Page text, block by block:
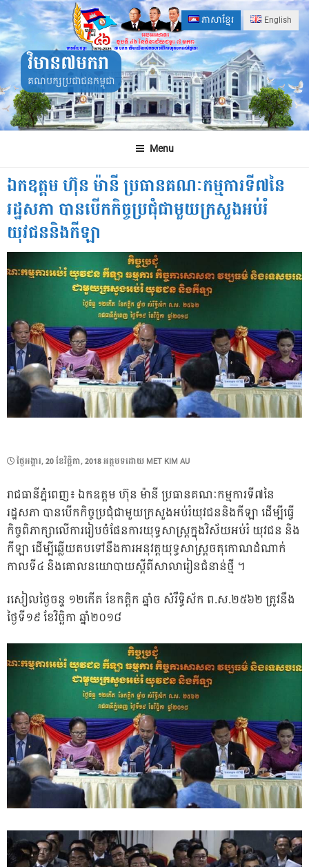
Skip
to
content
ភាសាខ្មែរ English
វិមាន៧មករា
គណបក្សប្រជាជនកម្ពុជា
Menu
ឯកឧត្ដម ហ៊ុន ម៉ានី ​ប្រធាន​គណៈកម្មការ​ទី​៧​នៃ​
រដ្ឋសភា បាន​បើក​កិច្ចប្រជុំជាមួយក្រសួងអប់រំ
យុវជននិងកីឡា
POSTED
ថ្ងៃ​អង្គារ, 20 ខែ​វិច្ឆិកា, 2018អត្ថបទដោយ MET KIM AU
រាជធានី​ភ្នំពេញ៖ ឯកឧត្ដម ហ៊ុន ម៉ានី ​ប្រធាន​គណៈកម្មការ​ទី​៧​នៃ​
រដ្ឋសភា បាន​បើក​កិច្ចប្រជុំជាមួយក្រសួងអប់រំយុវជននិងកីឡា ដើម្បី​ធ្វើ​
កិច្ច​ពិភាក្សា​លើ​ការ​រៀប​ចំ​ផែនការ​យុទ្ធសាស្ត្រ​ក្នុង​វិស័យ​អប់រំ យុវជន និង​
កីឡា ដើម្បី​ឆ្លើយតប​ទៅ​នឹង​ការ​អនុវត្ត​យុទ្ធសាស្ត្រ​ចតុកោណ​ដំណាក់​
កាល​ទី​៤ និង​គោល​នយោបាយ​ស្តី​ពី​សាលា​រៀន​ជំនាន់​ថ្មី ។
រសៀល​ថ្ងៃ​ចន្ទ ១២​កើត ខែកត្តិក ឆ្នាំ​ច សំរឹទ្ធិស័ក ព.ស.២៥៦២ ត្រូវនឹង
ថ្ងៃទី១៩ ខែ​វិច្ឆិកា​ ឆ្នាំ​២០១៨